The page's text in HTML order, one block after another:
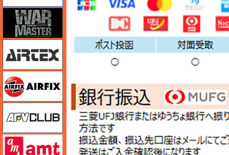
ウォーマスターズ
エアテックス
AFVクラブ